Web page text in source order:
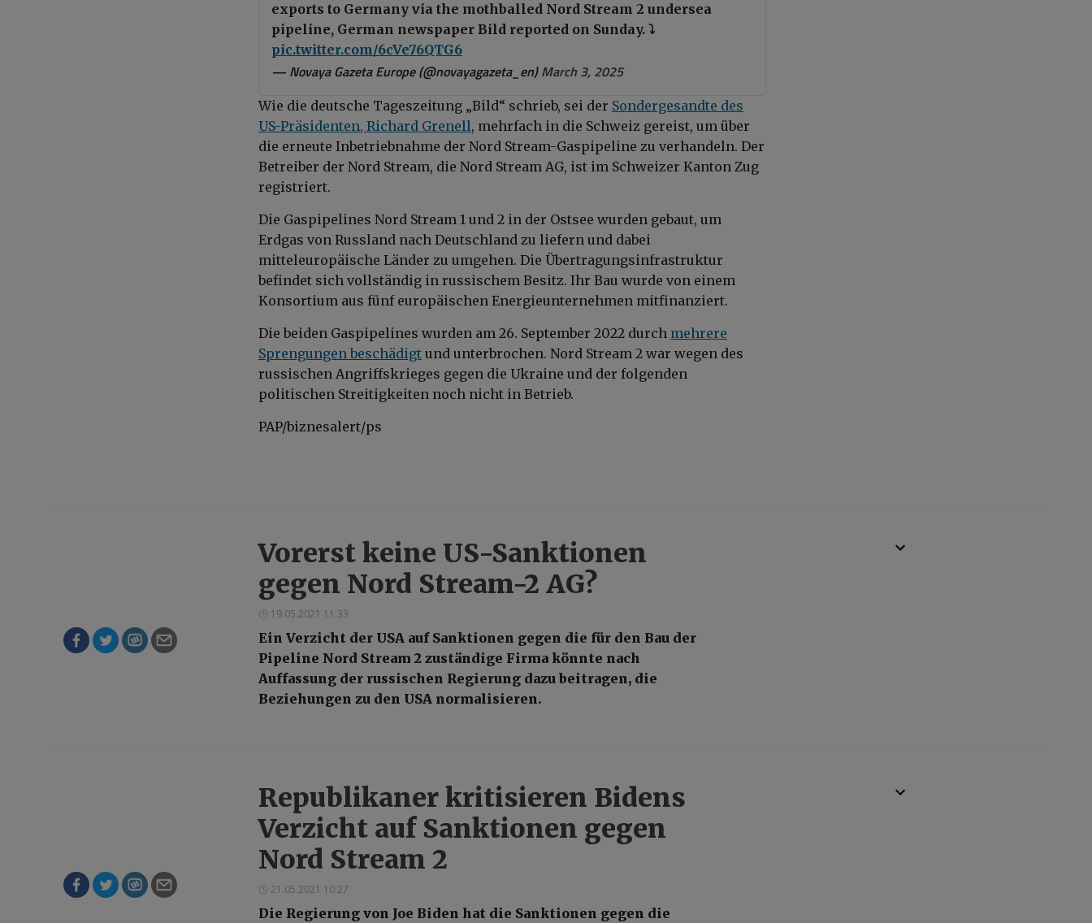
exports to Germany via the mothballed Nord Stream 2 undersea
pipeline, German newspaper Bild reported on Sunday. ⤵️
pic.twitter.com/6cVe76QTG6
— Novaya Gazeta Europe (@novayagazeta_en)March 3, 2025
Wie die deutsche Tageszeitung „Bild“ schrieb, sei der Sondergesandte des
US-Präsidenten, Richard Grenell, mehrfach in die Schweiz gereist, um über
die erneute Inbetriebnahme der Nord Stream-Gaspipeline zu verhandeln. Der
Betreiber der Nord Stream, die Nord Stream AG, ist im Schweizer Kanton Zug
registriert.
Die Gaspipelines Nord Stream 1 und 2 in der Ostsee wurden gebaut, um
Erdgas von Russland nach Deutschland zu liefern und dabei
mitteleuropäische Länder zu umgehen. Die Übertragungsinfrastruktur
befindet sich vollständig in russischem Besitz. Ihr Bau wurde von einem
Konsortium aus fünf europäischen Energieunternehmen mitfinanziert.
Die beiden Gaspipelines wurden am 26. September 2022 durch mehrere
Sprengungen beschädigt und unterbrochen. Nord Stream 2 war wegen des
russischen Angriffskrieges gegen die Ukraine und der folgenden
politischen Streitigkeiten noch nicht in Betrieb.
PAP/biznesalert/ps
Vorerst keine US-Sanktionen
gegen Nord Stream-2 AG?
19.05.2021 11:33
Ein Verzicht der USA auf Sanktionen gegen die für den Bau der
Pipeline Nord Stream 2 zuständige Firma könnte nach
Auffassung der russischen Regierung dazu beitragen, die
Beziehungen zu den USA normalisieren.
Republikaner kritisieren Bidens
Verzicht auf Sanktionen gegen
Nord Stream 2
21.05.2021 10:27
Die Regierung von Joe Biden hat die Sanktionen gegen die